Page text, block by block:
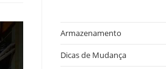
Armazenamento
Dicas de Mudança